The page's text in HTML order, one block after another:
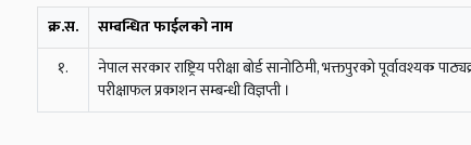
क्र.स. सम्बन्धित फाईलको नाम
१.
नेपाल सरकार राष्ट्रिय परीक्षा बोर्ड सानोठिमी, भक्तपुरको पूर्वावश्यक
परीक्षाफल प्रकाशन सम्बन्धी विज्ञप्ती ।